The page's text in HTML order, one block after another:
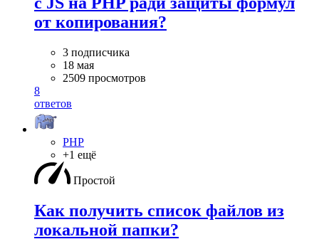
от копирования?
3 подписчика
18 мая
2509 просмотров
8
ответов
PHP
+1 ещё
Простой
Как получить список файлов из
локальной папки?